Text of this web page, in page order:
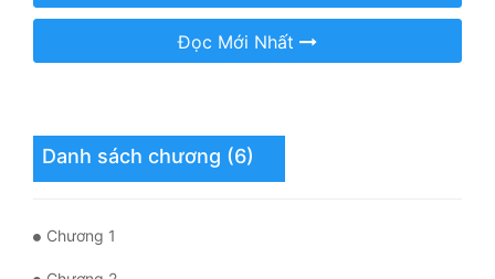
Kinh Dị
Kiếm Hiệp
Làm Giàu
Đọc Mới Nhất
Danh sách chương (6)
Chương 1